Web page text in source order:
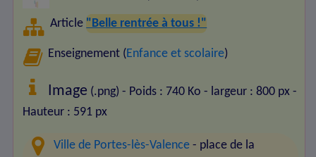
Article "Belle rentrée à tous !"
Enseignement (Enfance et scolaire)
Image (.png) - Poids : 740 Ko - largeur : 800 px -
Hauteur : 591 px
Ville de Portes-lès-Valence - place de la